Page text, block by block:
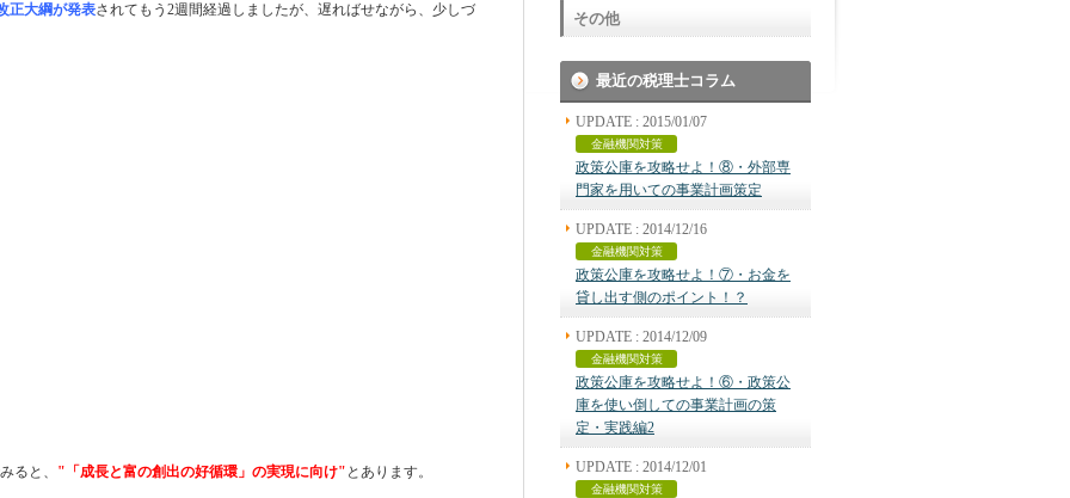
正大綱が発表されてもう2週間経過しましたが、遅ればせながら、少しづ
ると、 "「成長と富の創出の好循環」の実現に向け" とあります。
その他
最近の税理士コラム
UPDATE : 2015/01/07
金融機関対策
政策公庫を攻略せよ！⑧・外部専
門家を用いての事業計画策定
UPDATE : 2014/12/16
金融機関対策
政策公庫を攻略せよ！⑦・お金を
貸し出す側のポイント！？
UPDATE : 2014/12/09
金融機関対策
政策公庫を攻略せよ！⑥・政策公
庫を使い倒しての事業計画の策
定・実践編2
UPDATE : 2014/12/01
金融機関対策